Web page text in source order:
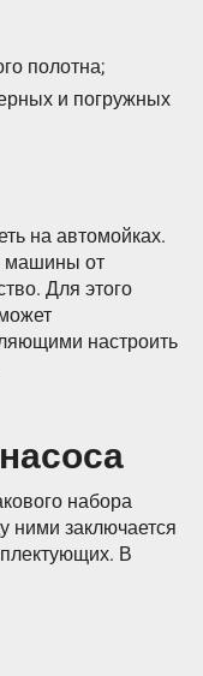
полотна;
и погружных
на автомойках.
машины от
Для этого
настроить
набора
ними заключается
В